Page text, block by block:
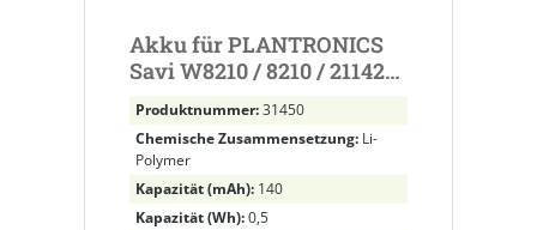
Akku für PLANTRONICS
Savi W8210 / 8210 / 211425-
01 / 202555-01 3,7V
500mAh Li-poly
Produktnummer:31450
Chemische Zusammensetzung: Li-
Polymer
Kapazität (mAh): 140
Kapazität (Wh):0,5